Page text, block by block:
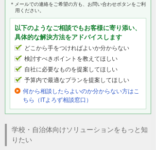
＊メールでの連絡をご希望の方も、お問い合わせボタンをご利
用ください。
以下のようなご相談でもお客様に寄り添い、
具体的な解決方法をアドバイスします
どこから手をつければよいか分からない
検討すべきポイントを教えてほしい
自社に必要なものを提案してほしい
予算内で最適なプランを提案してほしい
何から相談したらよいのか分からない方はこ
ちら（ITよろず相談窓口）
学校・自治体向けソリューションをもっと知
りたい